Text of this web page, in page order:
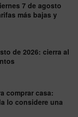
7 de agosto
más bajas y
de 2026: cierra al
comprar casa:
lo considere una